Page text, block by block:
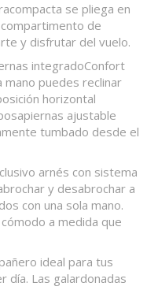
se pliega en
de
y disfrutar del vuelo.
integradoConfort
mano puedes reclinar
horizontal
ajustable
tumbado desde el
arnés con sistema
y desabrochar a
con una sola mano.
a medida que
ideal para tus
día. Las galardonadas